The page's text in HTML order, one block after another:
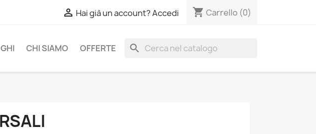
 Hai già un account? Accedi shopping_cart Carrello (0)
CHI SIAMO OFFERTE search